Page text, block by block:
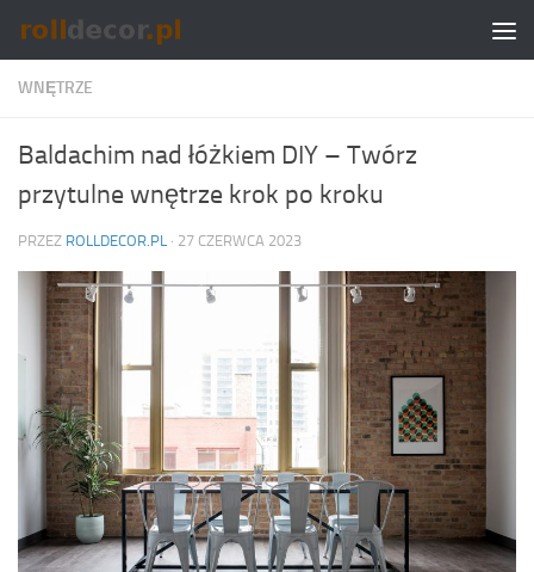
Skip to content
WNĘTRZE
Baldachim nad łóżkiem DIY – Twórz
przytulne wnętrze krok po kroku
PRZEZ ROLLDECOR.PL · 27 CZERWCA 2023